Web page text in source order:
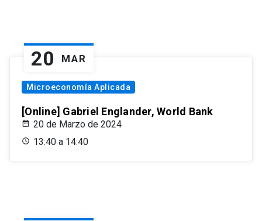
20 MAR
Microeconomía Aplicada
[Online] Gabriel Englander, World Bank
20 de Marzo de 2024
13:40 a 14:40